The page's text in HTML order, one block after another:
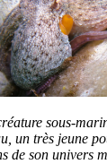
sous-
un très jeune
de son univers